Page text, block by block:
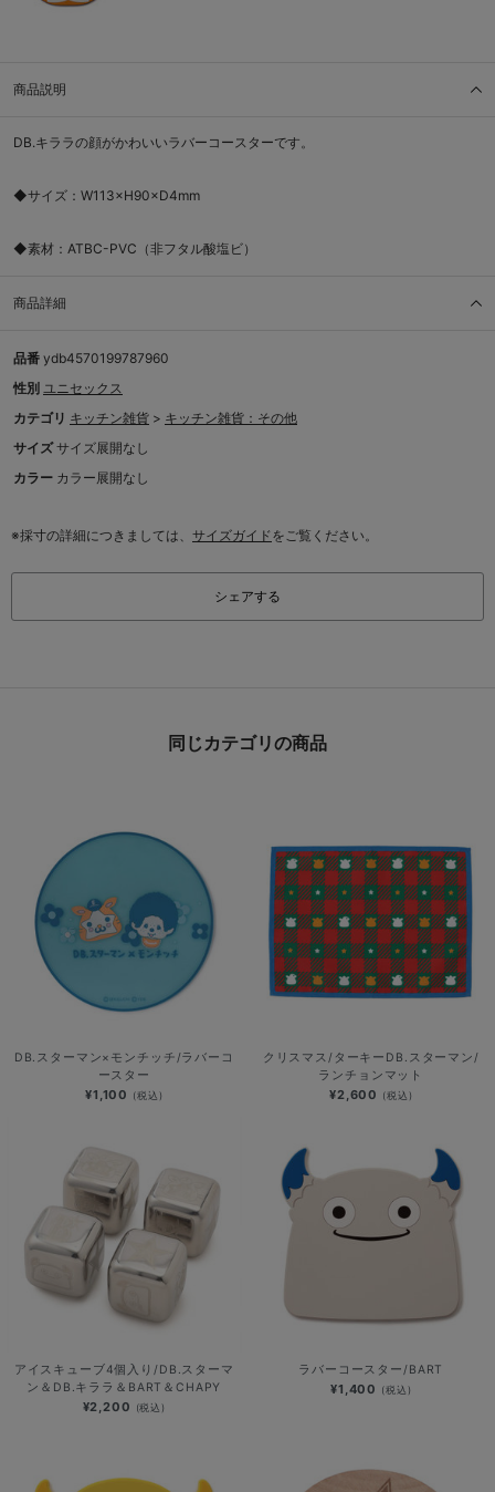
商品説明
DB.キララの顔がかわいいラバーコースターです。
◆サイズ：W113×H90×D4mm
◆素材：ATBC-PVC（非フタル酸塩ビ）
商品詳細
品番 ydb4570199787960
性別 ユニセックス
カテゴリ キッチン雑貨 > キッチン雑貨：その他
サイズ サイズ展開なし
カラー カラー展開なし
※採寸の詳細につきましては、 サイズガイドをご覧ください。
シェアする
同じカテゴリの商品
DB.スターマン×モンチッチ/ラバーコ
ースター
¥1,100 (税込)
クリスマス/ターキーDB.スターマン/
ランチョンマット
¥2,600 (税込)
アイスキューブ4個入り/DB.スターマ
ン＆DB.キララ＆BART＆CHAPY
¥2,200 (税込)
ラバーコースター/BART
¥1,400 (税込)